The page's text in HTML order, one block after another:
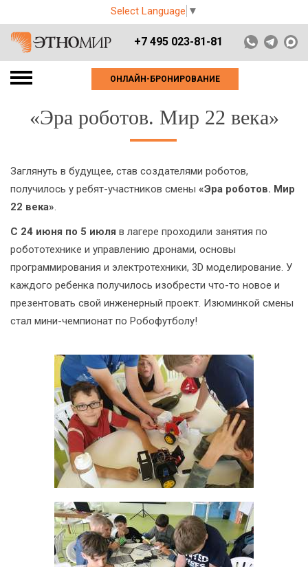
Select Language ▼
+7 495 023-81-81
ОНЛАЙН-БРОНИРОВАНИЕ
«Эра роботов. Мир 22 века»
Заглянуть в будущее, став создателями роботов,
получилось у ребят-участников смены «Эра роботов. Мир
22 века».
С 24 июня по 5 июля в лагере проходили занятия по
робототехнике и управлению дронами, основы
программирования и электротехники, 3D моделирование. У
каждого ребенка получилось изобрести что-то новое и
презентовать свой инженерный проект. Изюминкой смены
стал мини-чемпионат по Робофутболу!